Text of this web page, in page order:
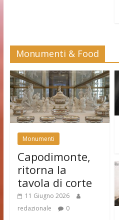
Monumenti & Food
Monumenti
Capodimonte,
ritorna la
tavola di corte
11 Giugno 2026
redazionale
0